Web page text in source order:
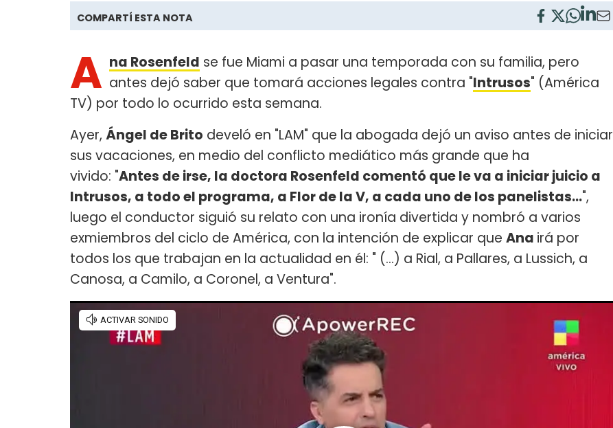
COMPARTÍ ESTA NOTA
A na Rosenfeld se fue Miami a pasar una temporada con su familia, pero
antes dejó saber que tomará acciones legales contra "Intrusos" (América
TV) por todo lo ocurrido esta semana.
Ayer, Ángel de Brito develó en "LAM" que la abogada dejó un aviso antes de iniciar
sus vacaciones, en medio del conflicto mediático más grande que ha
vivido: "Antes de irse, la doctora Rosenfeld comentó que le va a iniciar juicio a
Intrusos, a todo el programa, a Flor de la V, a cada uno de los panelistas...",
luego el conductor siguió su relato con una ironía divertida y nombró a varios
exmiembros del ciclo de América, con la intención de explicar que Ana irá por
todos los que trabajan en la actualidad en él: " (...) a Rial, a Pallares, a Lussich, a
Canosa, a Camilo, a Coronel, a Ventura".